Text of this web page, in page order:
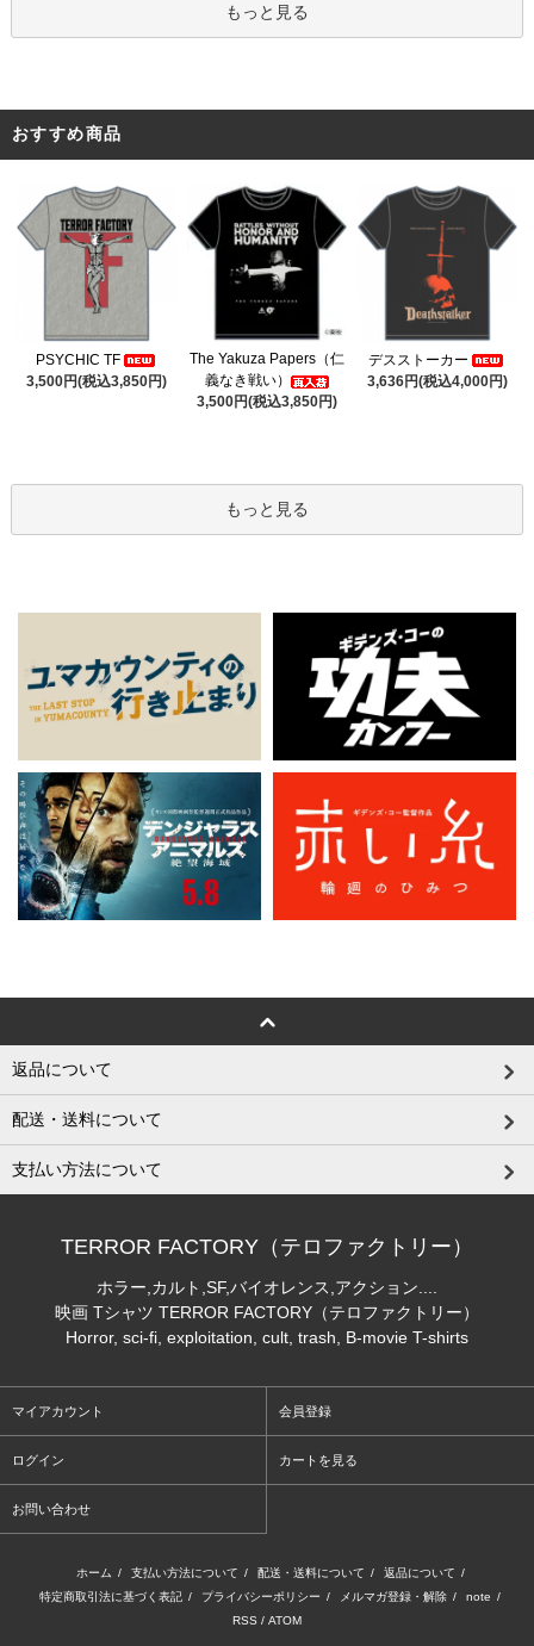
もっと見る
おすすめ商品
PSYCHIC TF
3,500円(税込3,850円)
The Yakuza Papers（仁
義なき戦い）
3,500円(税込3,850円)
デスストーカー
3,636円(税込4,000円)
もっと見る
返品について
配送・送料について
支払い方法について
TERROR FACTORY（テロファクトリー）
ホラー,カルト,SF,バイオレンス,アクション....
映画 Tシャツ TERROR FACTORY（テロファクトリー）
Horror, sci-fi, exploitation, cult, trash, B-movie T-shirts
マイアカウント 会員登録
ログイン カートを見る
お問い合わせ
ホーム / 支払い方法について / 配送・送料について / 返品について /
特定商取引法に基づく表記 / プライバシーポリシー / メルマガ登録・解除 / note /
RSS / ATOM